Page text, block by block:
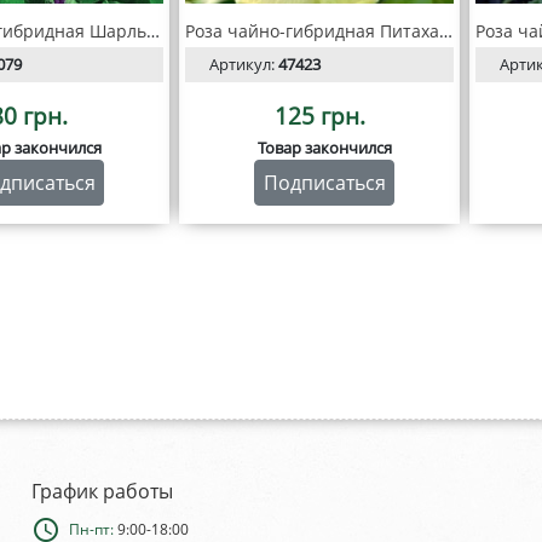
Роза чайно-гибридная Шарль де Голь
грн.
закончился
Роза чайно-гибридная Питахайя
Артикул:47423
125 грн.
Товар закончился
Подписаться
График работы
schedule Пн-пт: 9:00-18:00